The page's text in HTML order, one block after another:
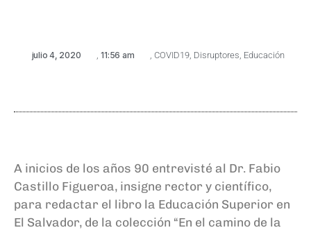
julio 4, 2020 11:56 am COVID19 Disruptores Educación
A inicios de los años 90 entrevisté al Dr. Fabio
Castillo Figueroa, insigne rector y científico,
para redactar el libro la Educación Superior en
El Salvador, de la colección “En el camino de la